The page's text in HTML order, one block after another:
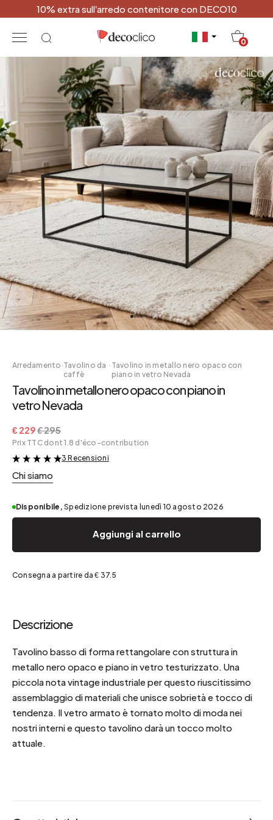
10% extra sull’arredo contenitore con DECO10
0
Arredamento ·Tavolino da
caffè
· Tavolino in metallo nero opaco con
piano in vetro Nevada
Tavolino in metallo nero opaco con piano in
vetro Nevada
€ 229€ 295
Prix TTC dont 1.8 d'éco-contribution
&
3 Recensioni
Chi siamo
Disponibile, Spedizione prevista lunedì 10 agosto 2026
Aggiungi al carrello
Consegna a partire da € 37.5
Descrizione
Tavolino basso di forma rettangolare con struttura in
metallo nero opaco e piano in vetro testurizzato. Una
piccola nota vintage industriale per questo riuscitissimo
assemblaggio di materiali che unisce sobrietà e tocco di
tendenza. Il vetro armato è tornato molto di moda nei
nostri interni e questo tavolino darà un tocco molto
attuale.